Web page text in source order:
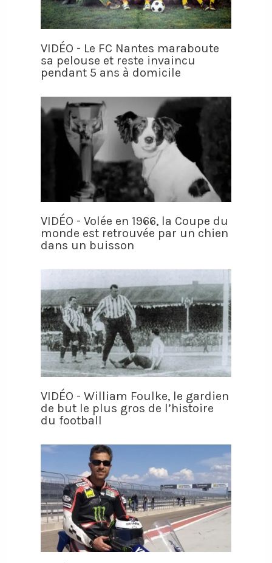
VIDÉO - Le FC Nantes maraboute
sa pelouse et reste invaincu
pendant 5 ans à domicile
VIDÉO - Volée en 1966, la Coupe du
monde est retrouvée par un chien
dans un buisson
VIDÉO - William Foulke, le gardien
de but le plus gros de l’histoire
du football